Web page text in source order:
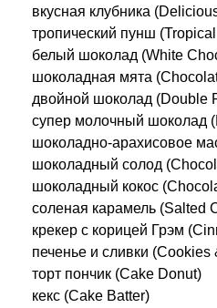
вкусная клубника
тропический пунш
белый шоколад (White
шоколадная мята
двойной шоколад (Double
супер молочный шоколад
шоколадно-арахисовое
шоколадный солод
шоколадный кокос
соленая карамель (Salted
крекер с корицей Грэм
печенье и сливки (Cookies
торт пончик (Cake Donut)
кекс (Cake Batter)